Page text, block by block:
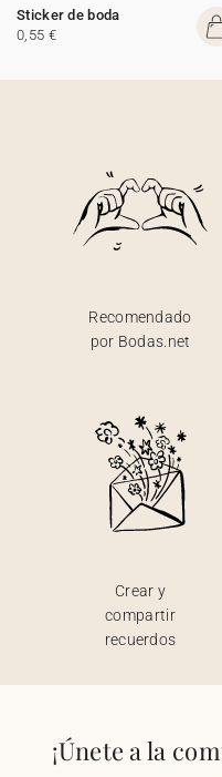
Sticker de boda
0,55 €
Recomendado
por Bodas.net
Crear y
compartir
recuerdos
¡Únete a la